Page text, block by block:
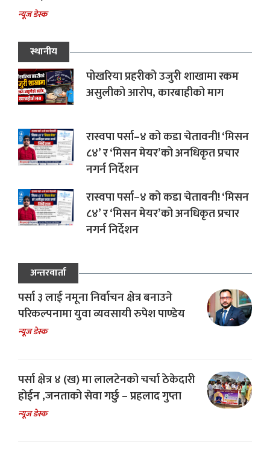
न्यूज डेस्क
स्थानीय
पोखरिया प्रहरीको उजुरी शाखामा रकम
असुलीको आरोप, कारबाहीको माग
रास्वपा पर्सा–४ को कडा चेतावनी! ‘मिसन
८४’ र ‘मिसन मेयर’को अनधिकृत प्रचार
नगर्न निर्देशन
रास्वपा पर्सा–४ को कडा चेतावनी! ‘मिसन
८४’ र ‘मिसन मेयर’को अनधिकृत प्रचार
नगर्न निर्देशन
अन्तरवार्ता
पर्सा ३ लाई नमूना निर्वाचन क्षेत्र बनाउने
परिकल्पनामा युवा व्यवसायी रुपेश पाण्डेय
न्यूज डेस्क
पर्सा क्षेत्र ४ (ख) मा लालटेनको चर्चा ठेकेदारी
होईन ,जनताको सेवा गर्छु – प्रहलाद गुप्ता
न्यूज डेस्क